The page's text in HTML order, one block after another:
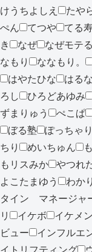
けうちよしえ
たや
ぺん
てつや てる
き
なぜ なぜモテる
なもり
ななもり。
はやたひな
はる
ろし
ひろどあゆみ
ずまりゅう
ぺこぱ
ぼる塾
ぽっちゃり
ちり
めいちゅん
もリスみか
やつれ
よこたまゆう
わか
タイン マネージャ
リ
イケボ イケメン
ビュー
インフルエ